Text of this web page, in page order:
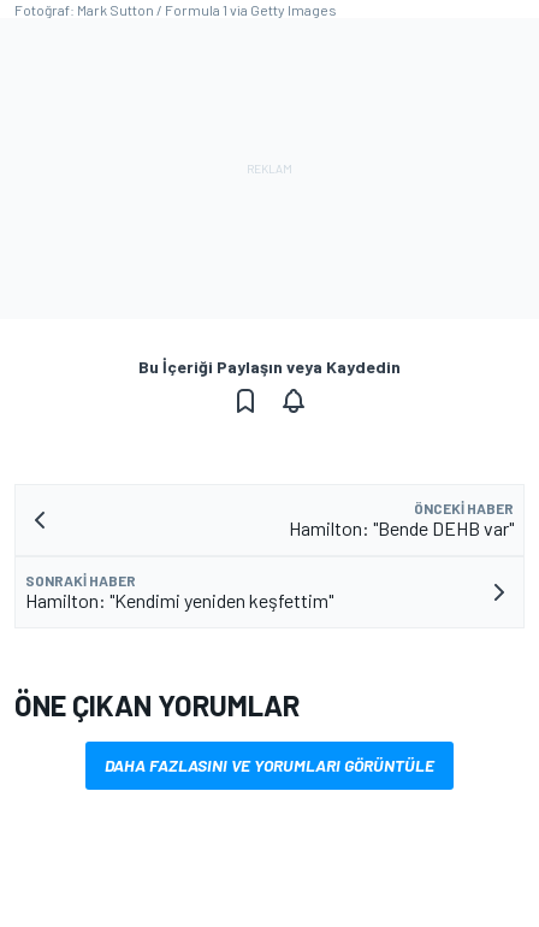
Fotoğraf: Mark Sutton / Formula 1 via Getty Images
Bu İçeriği Paylaşın veya Kaydedin
ÖNCEKI HABER
Hamilton: "Bende DEHB var"
SONRAKI HABER
Hamilton: "Kendimi yeniden keşfettim"
ÖNE ÇIKAN YORUMLAR
DAHA FAZLASINI VE YORUMLARI GÖRÜNTÜLE